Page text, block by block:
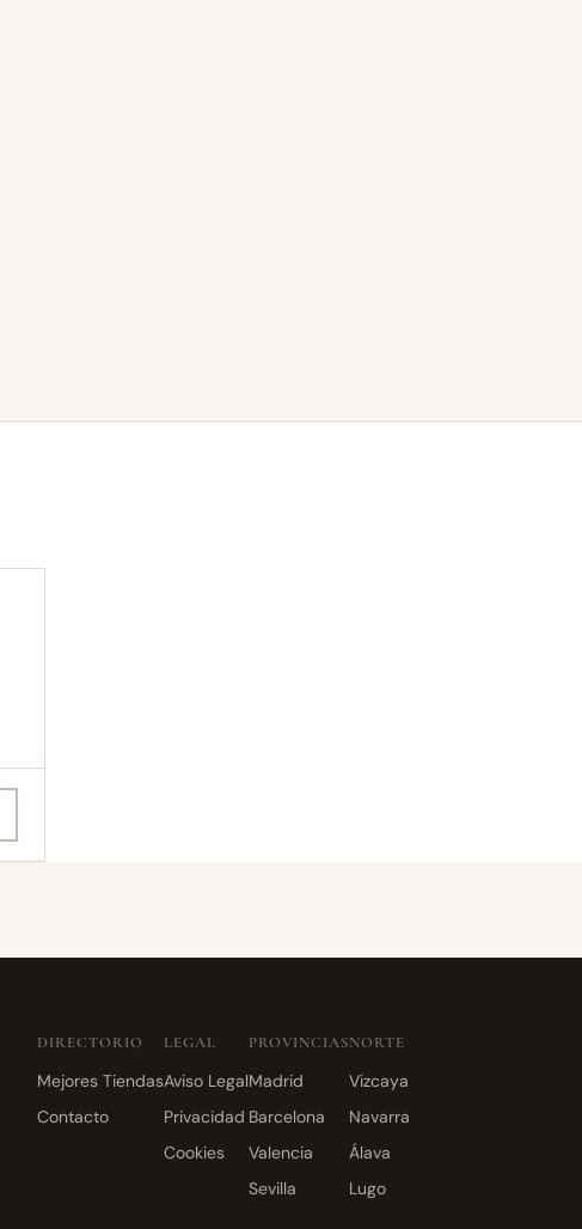
DIRECTORIO
Mejores Tiendas
Contacto
LEGAL
Aviso Legal
Privacidad
Cookies
PROVINCIAS
Madrid
Barcelona
Valencia
Sevilla
NORTE
Vizcaya
Navarra
Álava
Lugo